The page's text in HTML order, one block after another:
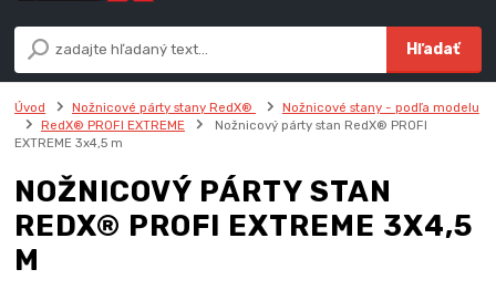
Hľadať
Úvod Nožnicové párty stany RedX®
Nožnicové stany - podľa modelu
RedX® PROFI EXTREME
Nožnicový párty stan RedX® PROFI
EXTREME 3x4,5 m
NOŽNICOVÝ PÁRTY STAN
REDX® PROFI EXTREME 3X4,5
M